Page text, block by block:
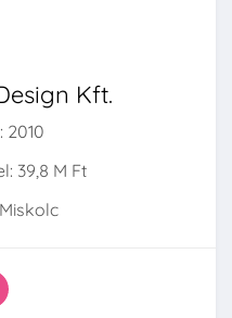
Kft.
2010
39,8 M Ft